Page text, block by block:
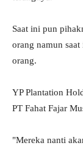
Saat ini pun
orang namun
orang.
YP Plantation
PT Fahat Fajar
"Mereka nanti